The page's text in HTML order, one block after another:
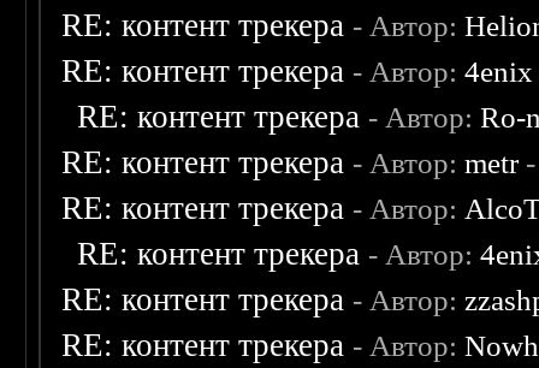
RE: контент трекера - Автор:
RE: контент трекера - Автор:4enix
RE: контент трекера - Автор:Ro-
RE: контент трекера - Автор:metr-
RE: контент трекера - Автор:
RE: контент трекера - Автор:
RE: контент трекера - Автор:
RE: контент трекера - Автор: